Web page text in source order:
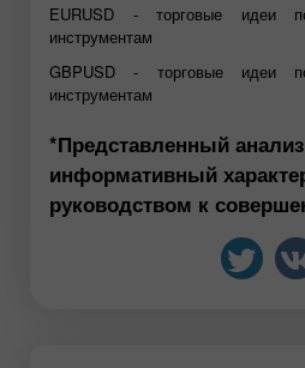
EURUSD - торговые идеи
инструментам
GBPUSD - торговые идеи
инструментам
*Представленный
информативный
руководством к